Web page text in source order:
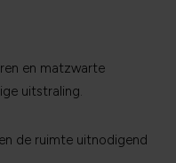
en matzwarte
uitstraling.
de ruimte uitnodigend